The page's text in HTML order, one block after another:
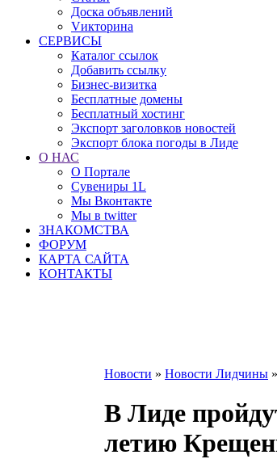
Доска объявлений
Vикторина
СЕРВИСЫ
Каталог ссылок
Добавить ссылку
Бизнес-визитка
Бесплатные домены
Бесплатный хостинг
Экспорт заголовков новостей
Экспорт блока погоды в Лиде
О НАС
О Портале
Сувениры 1L
Мы Вконтакте
Мы в twitter
ЗНАКОМСТВА
ФОРУМ
КАРТА САЙТА
КОНТАКТЫ
Новости » Новости Лидчины »
В Лиде
летию